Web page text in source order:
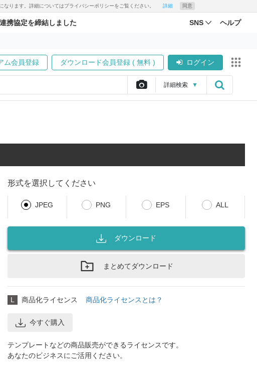
ります。詳細についてはプライバシーポリシーをご覧ください。 詳細 同意
携協定を締結しました SNS ヘルプ
ム会員登録 ダウンロード会員登録 ( 無料 ) ログイン
詳細検索 ▼
形式を選択してください
JPEG PNG EPS ALL
ダウンロード
まとめてダウンロード
L 商品化ライセンス 商品化ライセンスとは？
今すぐ購入
テンプレートなどの商品販売ができるライセンスです。
あなたのビジネスにご活用ください。